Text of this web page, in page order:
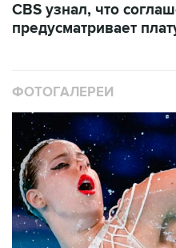
CBS узнал, что
предусматривает
ФОТОГАЛЕРЕИ